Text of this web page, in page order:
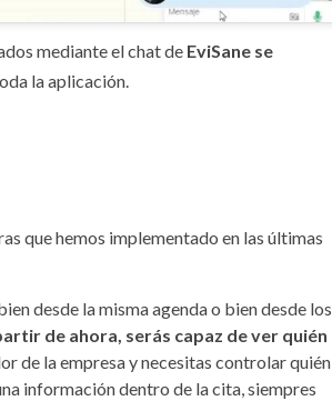
mediante el chat de EviSane se
la aplicación.
que hemos implementado en las últimas
desde la misma agenda o bien desde los
de ahora, serás capaz de ver quién
de la empresa y necesitas controlar quién
información dentro de la cita, siempres